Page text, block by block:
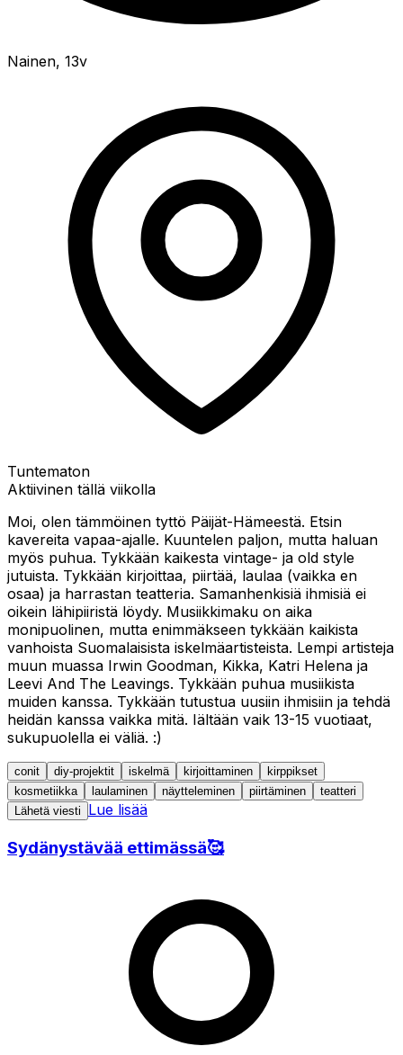
Nainen, 13v
Tuntematon
Aktiivinen tällä viikolla
Moi, olen tämmöinen tyttö Päijät-Hämeestä. Etsin
kavereita vapaa-ajalle. Kuuntelen paljon, mutta haluan
myös puhua. Tykkään kaikesta vintage- ja old style
jutuista. Tykkään kirjoittaa, piirtää, laulaa (vaikka en
osaa) ja harrastan teatteria. Samanhenkisiä ihmisiä ei
oikein lähipiiristä löydy. Musiikkimaku on aika
monipuolinen, mutta enimmäkseen tykkään kaikista
vanhoista Suomalaisista iskelmäartisteista. Lempi artisteja
muun muassa Irwin Goodman, Kikka, Katri Helena ja
Leevi And The Leavings. Tykkään puhua musiikista
muiden kanssa. Tykkään tutustua uusiin ihmisiin ja tehdä
heidän kanssa vaikka mitä. Iältään vaik 13-15 vuotiaat,
sukupuolella ei väliä. :)
conit diy-projektit iskelmä kirjoittaminen
kirppikset
kosmetiikka
laulaminen näytteleminen piirtäminen
teatteri
Lähetä viesti
Lue lisää
Sydänystävää ettimässä🥰